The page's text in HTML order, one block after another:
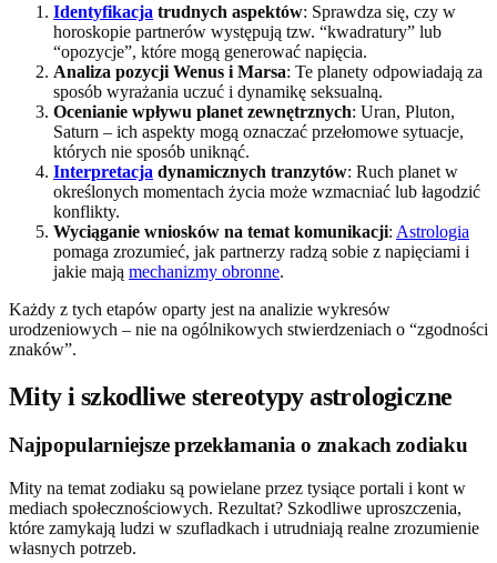
Identyfikacja trudnych aspektów: Sprawdza się, czy w
horoskopie partnerów występują tzw. “kwadratury” lub
“opozycje”, które mogą generować napięcia.
Analiza pozycji Wenus i Marsa: Te planety odpowiadają za
sposób wyrażania uczuć i dynamikę seksualną.
Ocenianie wpływu planet zewnętrznych: Uran, Pluton,
Saturn – ich aspekty mogą oznaczać przełomowe sytuacje,
których nie sposób uniknąć.
Interpretacja dynamicznych tranzytów: Ruch planet w
określonych momentach życia może wzmacniać lub łagodzić
konflikty.
Wyciąganie wniosków na temat komunikacji: Astrologia
pomaga zrozumieć, jak partnerzy radzą sobie z napięciami i
jakie mają mechanizmy obronne.
Każdy z tych etapów oparty jest na analizie wykresów
urodzeniowych – nie na ogólnikowych stwierdzeniach o “zgodności
znaków”.
Mity i szkodliwe stereotypy astrologiczne
Najpopularniejsze przekłamania o znakach zodiaku
Mity na temat zodiaku są powielane przez tysiące portali i kont w
mediach społecznościowych. Rezultat? Szkodliwe uproszczenia,
które zamykają ludzi w szufladkach i utrudniają realne zrozumienie
własnych potrzeb.